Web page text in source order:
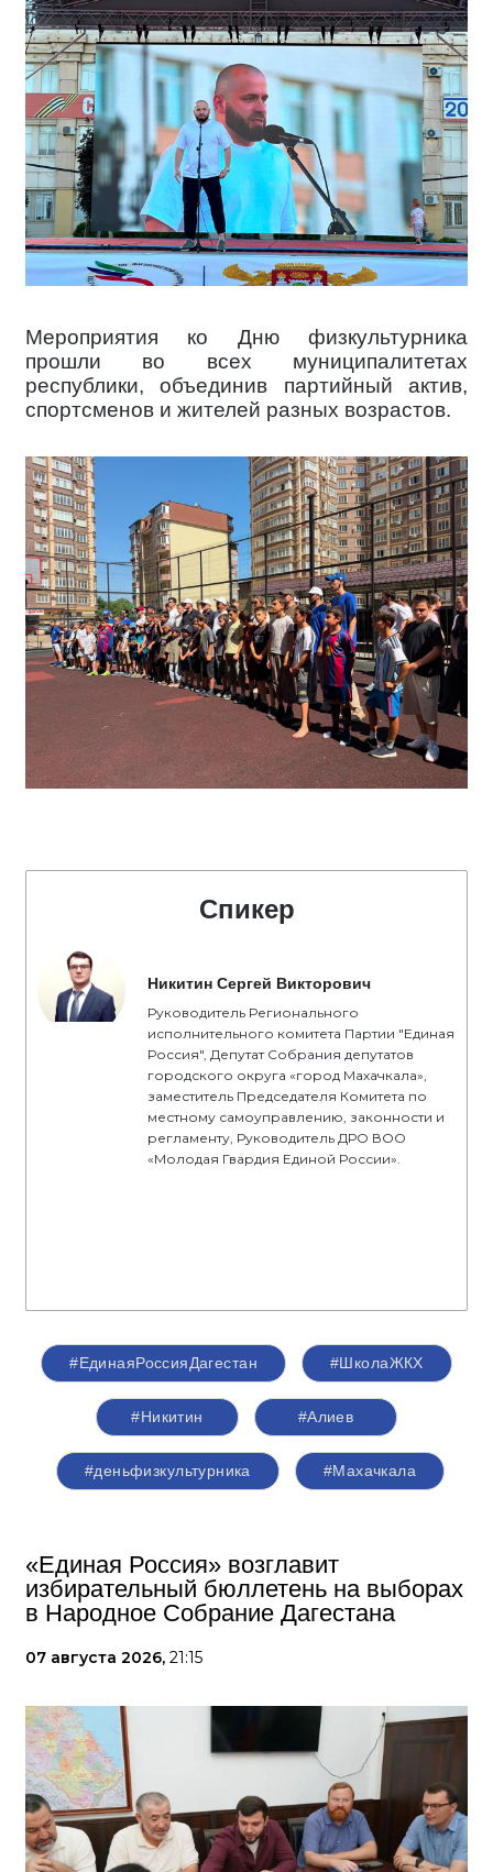
Мероприятия ко Дню физкультурника
прошли во всех муниципалитетах
республики, объединив партийный актив,
спортсменов и жителей разных возрастов.
Спикер
Никитин Сергей Викторович
Руководитель Регионального
исполнительного комитета Партии "Единая
Россия", Депутат Собрания депутатов
городского округа «город Махачкала»,
заместитель Председателя Комитета по
местному самоуправлению, законности и
регламенту, Руководитель ДРО ВОО
«Молодая Гвардия Единой России».
#ЕдинаяРоссияДагестан #ШколаЖКХ
#Никитин #Алиев
#деньфизкультурника #Махачкала
«Единая Россия» возглавит
избирательный бюллетень на выборах
в Народное Собрание Дагестана
07 августа 2026, 21:15